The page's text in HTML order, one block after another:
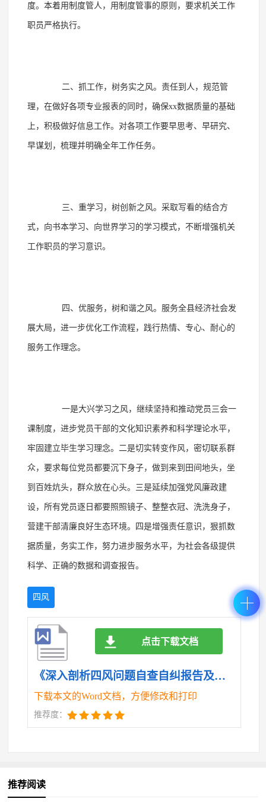
度。本着用制度管人，用制度管事的原则，要求机关工作
职员严格执行。
二、抓工作，树务实之风。责任到人，规范管
理，在做好各项专业报表的同时，确保xx数据质量的基础
上，积极做好信息工作。对各项工作要早思考、早研究、
早谋划，梳理并明确全年工作任务。
三、重学习，树创新之风。采取写看的结合方
式，向书本学习、向世界学习的学习模式，不断增强机关
工作职员的学习意识。
四、优服务，树和谐之风。服务全县经济社会发
展大局，进一步优化工作流程，践行热情、专心、耐心的
服务工作理念。
一是大兴学习之风，继续坚持和推动党员三会一
课制度，进步党员干部的文化知识素养和科学理论水平，
牢固建立毕生学习理念。二是切实转变作风，密切联系群
众，要求每位党员都要沉下身子，做到来到田间地头，坐
到百姓炕头，群众放在心头。三是延续加强党风廉政建
设，所有党员逐日都要照照镜子、整整衣冠、洗洗身子，
营建干部清廉良好生态环境。四是增强责任意识，狠抓数
据质量，务实工作，努力进步服务水平，为社会各级提供
科学、正确的数据和调查报告。
四风
《深入剖析四风问题自查自纠报告及整改措施.doc》
下载本文的Word文档，方便修改和打印
推荐度：
点击下载文档
推荐阅读